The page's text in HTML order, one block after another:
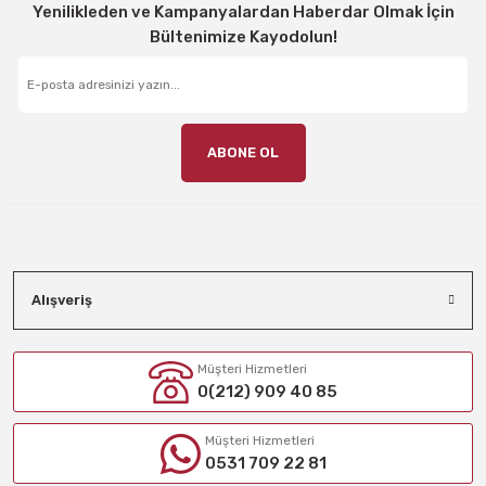
Yenilikleden ve Kampanyalardan Haberdar Olmak İçin
Bültenimize Kayodolun!
ABONE OL
Alışveriş
Müşteri Hizmetleri
0(212) 909 40 85
Müşteri Hizmetleri
0531 709 22 81